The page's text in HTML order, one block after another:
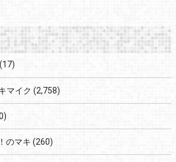
(17)
マイク (2,758)
のマキ (260)